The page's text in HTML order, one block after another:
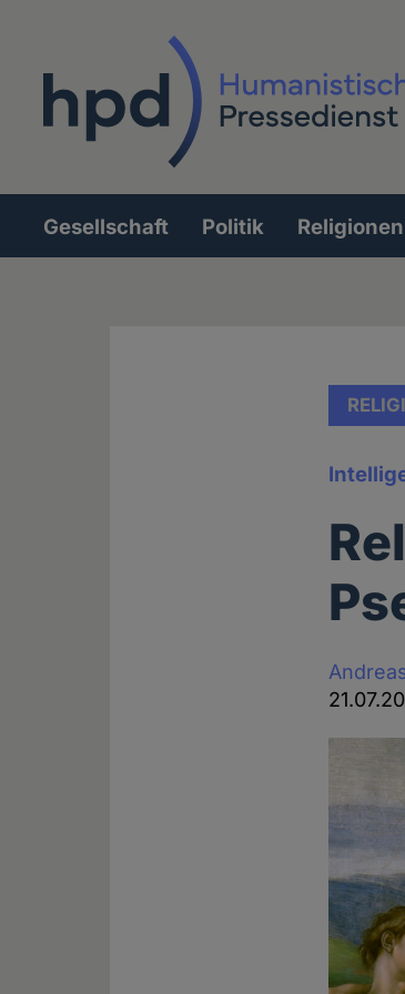
Hauptnavigation
Gesellschaft Politik Religionen